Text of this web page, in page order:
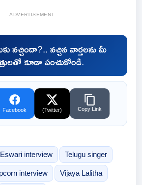
ADVERTISEMENT
నచ్చిందా?.. నచ్చిన వార్తలను మీ
కూడా పంచుకోండి.
Facebook (Twitter) Copy Link
interview Telugu singer
interview Vijaya Lalitha